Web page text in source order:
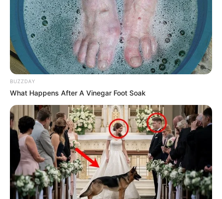
DICIEMBRE
Top 5 de mejores
canciones pa cerrar la
cuadra y echar paso con
los vecinos
CARTAGENA
Tres ataques sicariales en
menos de 12 horas en
Cartagena: van más de 10
homicidios en diciembre
CONDUCTORES EN BOGOTÁ
BUZZDAY
What Happens After A Vinegar Foot Soak